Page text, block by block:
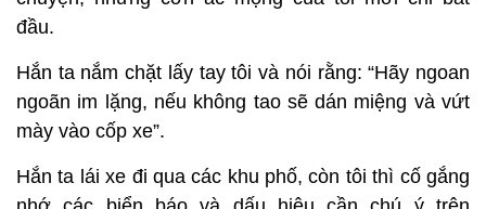
đầu.
Hắn ta nắm chặt lấy tay tôi và nói rằng: “Hãy ngoan
ngoãn im lặng, nếu không tao sẽ dán miệng và vứt
mày vào cốp xe”.
Hắn ta lái xe đi qua các khu phố, còn tôi thì cố gắng